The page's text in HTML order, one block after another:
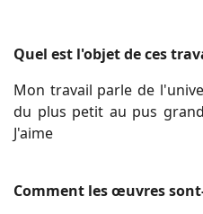
Quel est l'objet de ces
Mon travail parle de
du plus petit au pus
J'aime
Comment les œuvres